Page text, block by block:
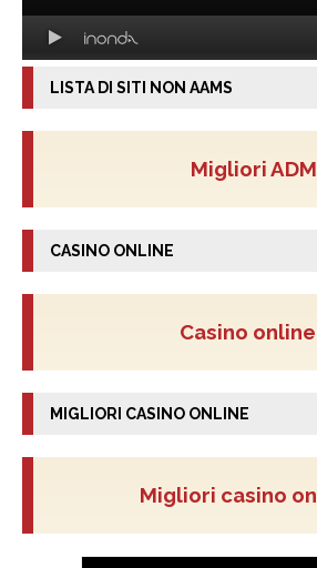
LISTA DI SITI NON AAMS
Migliori ADM
CASINO ONLINE
Casino online
MIGLIORI CASINO ONLINE
Migliori casino